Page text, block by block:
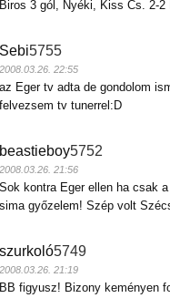
Biros 3 gól, Nyéki, Kiss Cs. 2-2
Sebi5755
2008.03.26. 22:55
az Eger tv adta de gondolom
felvezsem tv tunerrel:D
beastieboy5752
2008.03.26. 21:56
Sok kontra Eger ellen ha csak
sima győzelem! Szép volt
szurkoló5749
2008.03.26. 21:19
BB figyusz! Bizony keményen